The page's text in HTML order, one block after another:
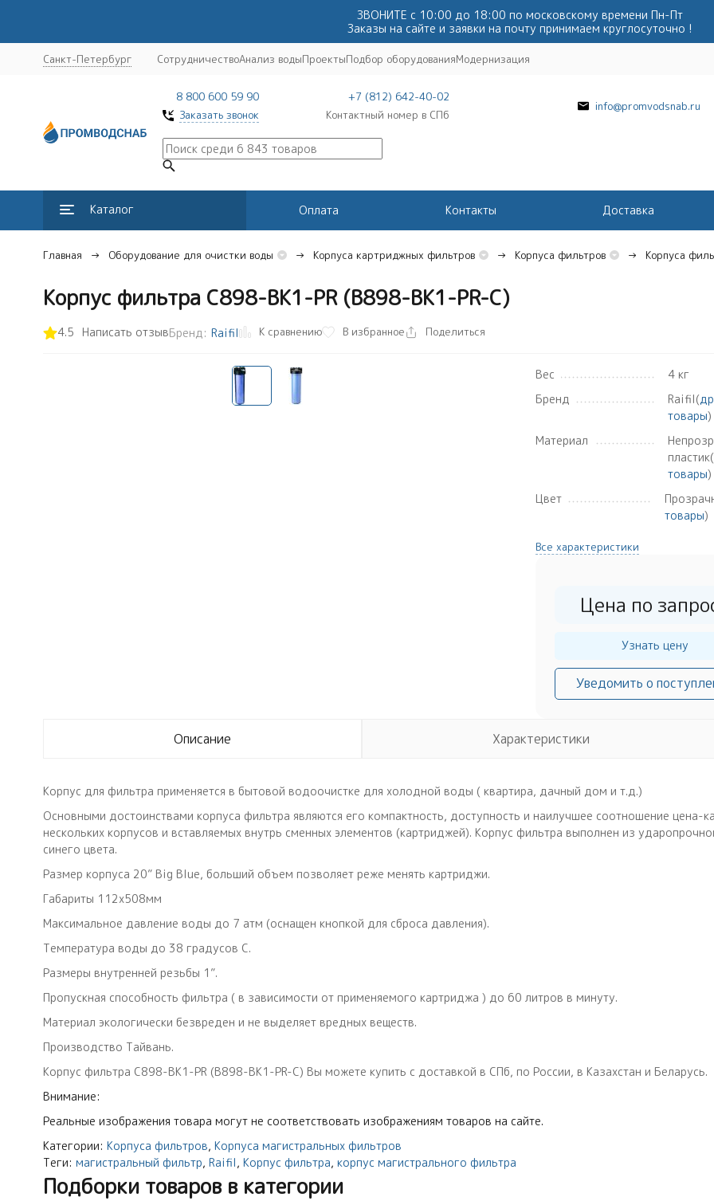
ЗВОНИТЕ с 10:00 до 18:00 по московскому времени Пн-Пт
Заказы на сайте и заявки на почту принимаем круглосуточно !
Санкт-Петербург СотрудничествоАнализ водыПроектыПодбор оборудованияМодернизация
8 800 600 59 90
Заказать звонок
+7 (812) 642-40-02
Контактный номер в СПб
info@promvodsnab.ru
Каталог Оплата Контакты Доставка
Главная Оборудование для очистки воды Корпуса картриджных фильтров Корпуса фильтров Корпуса
Корпус фильтра C898-BK1-PR (B898-BK1-PR-С)
4.5 Написать отзывБренд: Raifil К сравнению В избранное Поделиться
Вес
4 кг
Бренд
Raifil(
товары)
Материал
пластик(
товары)
Цвет
товары)
Все характеристики
Цена по
Узнать цену
Уведомить о
Описание Характеристики
Корпус для фильтра применяется в бытовой водоочистке для холодной воды ( квартира, дачный дом и т.д.)
Основными достоинствами корпуса фильтра являются его компактность, доступность и наилучшее соотношение цена-
нескольких корпусов и вставляемых внутрь сменных элементов (картриджей). Корпус фильтра выполнен из
синего цвета.
Размер корпуса 20” Big Blue, больший объем позволяет реже менять картриджи.
Габариты 112х508мм
Максимальное давление воды до 7 атм (оснащен кнопкой для сброса давления).
Температура воды до 38 градусов С.
Размеры внутренней резьбы 1”.
Пропускная способность фильтра ( в зависимости от применяемого картриджа ) до 60 литров в минуту.
Материал экологически безвреден и не выделяет вредных веществ.
Производство Тайвань.
Корпус фильтра C898-BK1-PR (B898-BK1-PR-С) Вы можете купить с доставкой в СПб, по России, в Казахстан и Беларусь.
Внимание:
Реальные изображения товара могут не соответствовать изображениям товаров на сайте.
Категории: Корпуса фильтров, Корпуса магистральных фильтров
Теги: магистральный фильтр, Raifil , Корпус фильтра, корпус магистрального фильтра
Подборки товаров в категории